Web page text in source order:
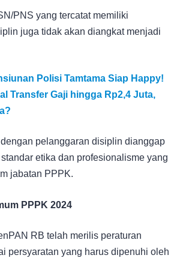
PNS yang tercatat memiliki
juga tidak akan diangkat menjadi
Polisi Tamtama Siap Happy!
Transfer Gaji hingga Rp2,4 Juta,
pelanggaran disiplin dianggap
etika dan profesionalisme yang
jabatan PPPK.
PPPK 2024
RB telah merilis peraturan
persyaratan yang harus dipenuhi oleh